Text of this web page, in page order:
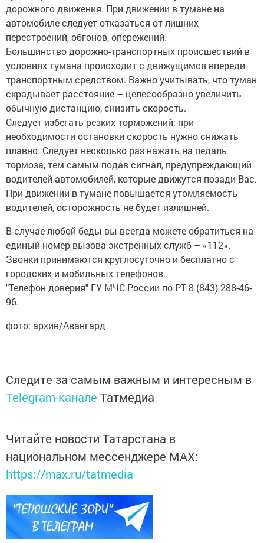
дорожного движения. При движении в тумане на
автомобиле следует отказаться от лишних
перестроений, обгонов, опережений.
Большинство дорожно-транспортных происшествий в
условиях тумана происходит с движущимся впереди
транспортным средством. Важно учитывать, что туман
скрадывает расстояние – целесообразно увеличить
обычную дистанцию, снизить скорость.
Следует избегать резких торможений: при
необходимости остановки скорость нужно снижать
плавно. Следует несколько раз нажать на педаль
тормоза, тем самым подав сигнал, предупреждающий
водителей автомобилей, которые движутся позади Вас.
При движении в тумане повышается утомляемость
водителей, осторожность не будет излишней.
В случае любой беды вы всегда можете обратиться на
единый номер вызова экстренных служб – «112».
Звонки принимаются круглосуточно и бесплатно с
городских и мобильных телефонов.
"Телефон доверия" ГУ МЧС России по РТ 8 (843) 288-46-
96.
фото: архив/Авангард
Следите за самым важным и интересным в
Telegram-канале Татмедиа
Читайте новости Татарстана в
национальном мессенджере MАХ:
https://max.ru/tatmedia